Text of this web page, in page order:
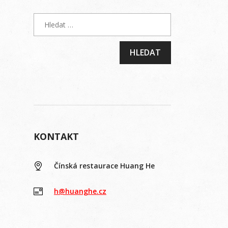
KONTAKT
Čínská restaurace Huang He
h@huanghe.cz